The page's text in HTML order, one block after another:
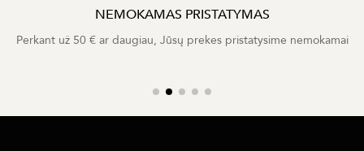
NEMOKAMAS PRISTATYMAS
Perkant už 50 € ar daugiau, Jūsų prekes pristatysime nemokamai